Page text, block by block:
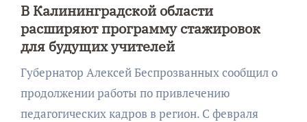
В Калининградской области
расширяют программу стажировок
для будущих учителей
Губернатор Алексей Беспрозванных сообщил о
продолжении работы по привлечению
педагогических кадров в регион. С февраля